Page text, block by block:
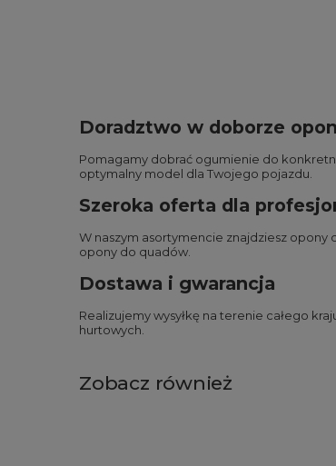
Doradztwo w doborze opon
Pomagamy dobrać ogumienie do
optymalny model dla Twojego pojazdu.
Szeroka oferta dla
W naszym asortymencie znajdziesz opony
opony do quadów
Dostawa i gwarancja
Realizujemy wysyłkę na terenie całego
hurtowych.
Zobacz również